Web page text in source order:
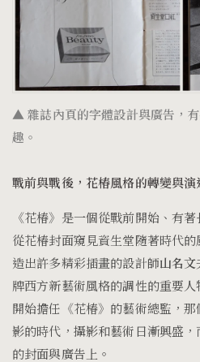
▲雜誌內頁的字體設計與廣告，
趣。
戰前與戰後，花椿風格的轉變與演
《花椿》是一個從戰前開始、有
從花椿封面窺見資生堂隨著時代
造出許多精彩插畫的設計師山名
牌西方新藝術風格的調性的重要
開始擔任《花椿》的藝術總監，
影的時代，攝影和藝術日漸興盛
的封面與廣告上。